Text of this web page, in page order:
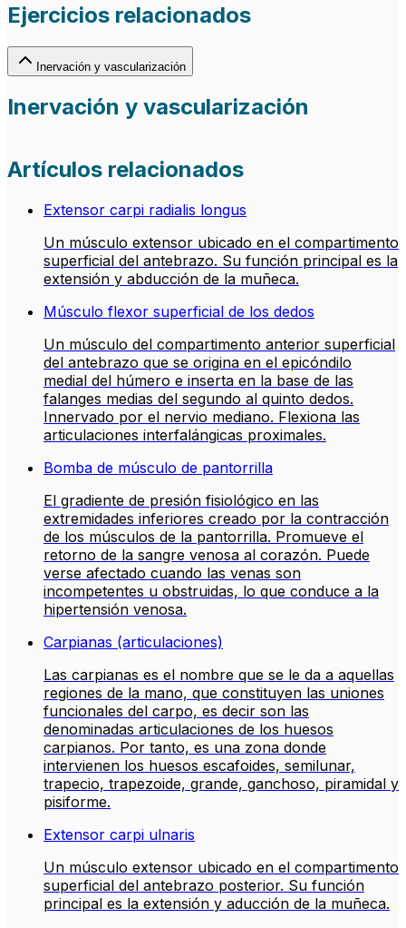
Ejercicios relacionados
Inervación y vascularización
Inervación y vascularización
Artículos relacionados
Extensor carpi radialis longus
Un músculo extensor ubicado en el compartimento
superficial del antebrazo. Su función principal es la
extensión y abducción de la muñeca.
Músculo flexor superficial de los dedos
Un músculo del compartimento anterior superficial
del antebrazo que se origina en el epicóndilo
medial del húmero e inserta en la base de las
falanges medias del segundo al quinto dedos.
Innervado por el nervio mediano. Flexiona las
articulaciones interfalángicas proximales.
Bomba de músculo de pantorrilla
El gradiente de presión fisiológico en las
extremidades inferiores creado por la contracción
de los músculos de la pantorrilla. Promueve el
retorno de la sangre venosa al corazón. Puede
verse afectado cuando las venas son
incompetentes u obstruidas, lo que conduce a la
hipertensión venosa.
Carpianas (articulaciones)
Las carpianas es el nombre que se le da a aquellas
regiones de la mano, que constituyen las uniones
funcionales del carpo, es decir son las
denominadas articulaciones de los huesos
carpianos. Por tanto, es una zona donde
intervienen los huesos escafoides, semilunar,
trapecio, trapezoide, grande, ganchoso, piramidal y
pisiforme.
Extensor carpi ulnaris
Un músculo extensor ubicado en el compartimento
superficial del antebrazo posterior. Su función
principal es la extensión y aducción de la muñeca.